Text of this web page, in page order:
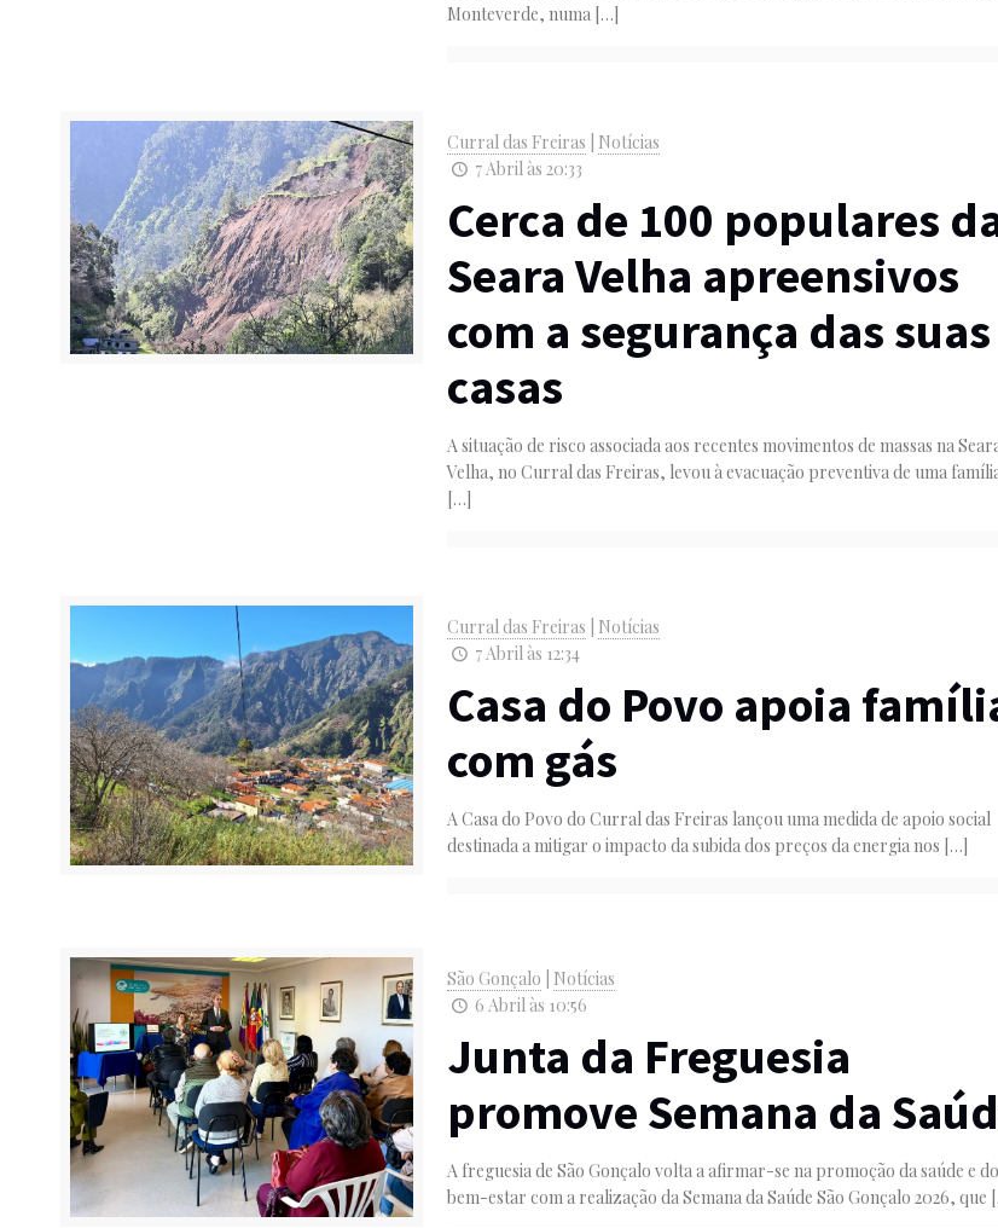
Monteverde, numa […]
Curral das Freiras
Notícias
7 Abril às 20:33
Cerca de 100 populares
Seara Velha apreensivos
com a segurança das suas
casas
A situação de risco associada aos recentes movimentos de massas na
Velha, no Curral das Freiras, levou à evacuação preventiva de uma
[…]
Curral das Freiras
Notícias
7 Abril às 12:34
Casa do Povo apoia
com gás
A Casa do Povo do Curral das Freiras lançou uma medida de apoio social
destinada a mitigar o impacto da subida dos preços da energia nos […]
São Gonçalo
Notícias
6 Abril às 10:56
Junta da Freguesia
promove Semana da
A freguesia de São Gonçalo volta a afirmar-se na promoção da saúde e do
bem-estar com a realização da Semana da Saúde São Gonçalo 2026, que